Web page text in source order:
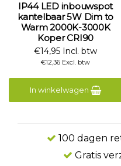
IP44 LED inbouwspot
kantelbaar 5W Dim to
Warm 2000K-3000K
Koper CRI90
€14,95 Incl. btw
€12,36 Excl. btw
In winkelwagen
100 dagen
Gratis